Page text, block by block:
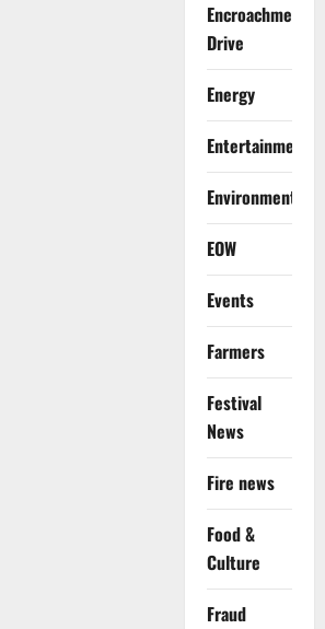
Encroachment
Drive
Energy
Entertainment
Environment
EOW
Events
Farmers
Festival
News
Fire news
Food &
Culture
Fraud